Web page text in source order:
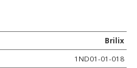
Brilix
1ND01-01-018